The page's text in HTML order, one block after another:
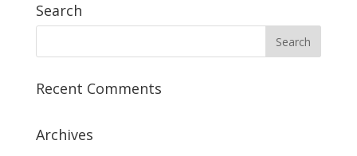
Search
Recent Comments
Archives